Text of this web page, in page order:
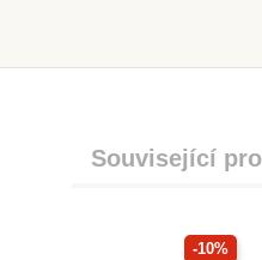
Související
-10%